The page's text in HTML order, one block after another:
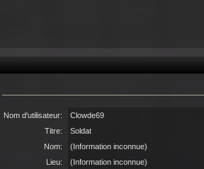
Nom d'utilisateur:
Clowde69
Titre:
Soldat
Nom:
(Information inconnue)
Lieu:
(Information inconnue)